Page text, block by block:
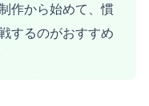
作から始めて、慣
するのがおすすめ